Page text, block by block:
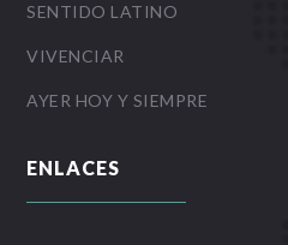
SENTIDO LATINO
VIVENCIAR
AYER HOY Y SIEMPRE
ENLACES